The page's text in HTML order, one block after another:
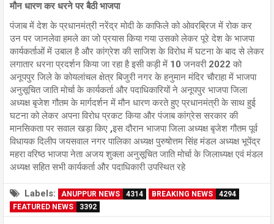
मौन धारण कर धरने पर बैठी भाजपा
पंजाब में देश के प्रधानमंत्री नरेंद्र मोदी के काफिले को ओवरब्रिज में रोक कर
उन पर जानलेवा हमले का जो प्रयास किया गया उसको लेकर पूरे देश के भाजपा
कार्यकर्ताओं में उबाल है और कांग्रेश की साजिश के विरोध में घटना के बाद से लेकर
लगातार धरना प्रदर्शन किया जा रहा है इसी कड़ी में 10 जनवरी 2022 को
अनूपपुर जिले के कोयलांचल क्षेत्र बिजुरी नगर के हनुमान मंदिर चौराहा में भाजपा
अनुसूचित जाति मोर्चा के कार्यकर्ता और पदाधिकारियों ने अनूपपुर भाजपा जिला
अध्यक्ष बृजेश गौतम के मार्गदर्शन में मौन धारण करते हुए प्रधानमंत्री के साथ हुई
घटना को लेकर अपना विरोध प्रकट किया और पंजाब कांग्रेस सरकार की
मानसिकता पर सवाल खड़ा किए ,इस दौरान भाजपा जिला अध्यक्ष बृजेश गौतम पूर्व
विधायक दिलीप जयसवाल नगर पालिका अध्यक्ष पुरुषोत्तम सिंह मंडल अध्यक्ष भूपेंद्र
महरा वरिष्ठ भाजपा नेता अजय शुक्ला अनुसूचित जाति मोर्चा के जिलाध्यक्ष एवं मंडल
अध्यक्ष सहित सभी कार्यकर्ता और पदाधिकारी उपस्थित रहे
Labels: ANUPPUR NEWS 4314 BREAKING NEWS
4294
FEATURED NEWS
3392